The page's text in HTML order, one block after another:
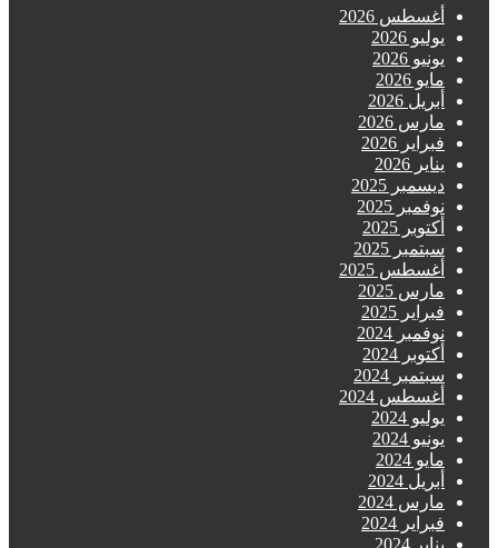
2026
2026
2026
2025
2025
2025
2025
2025
2025
2025
2024
2024
2024
2024
2024
2024